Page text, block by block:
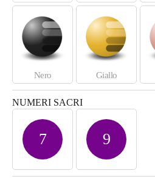
Nero Giallo
NUMERI SACRI
7 9